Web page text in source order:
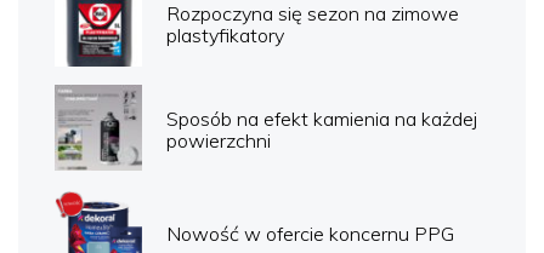
Rozpoczyna się sezon na zimowe
plastyfikatory
Sposób na efekt kamienia na każdej
powierzchni
Nowość w ofercie koncernu PPG